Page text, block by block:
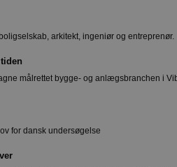
arkitekt, ingeniør og entreprenør.
målrettet bygge- og anlægsbranchen i
for dansk undersøgelse